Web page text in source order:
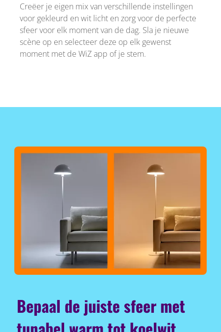
Creëer je eigen mix van verschillende instellingen
voor gekleurd en wit licht en zorg voor de perfecte
sfeer voor elk moment van de dag. Sla je nieuwe
scène op en selecteer deze op elk gewenst
moment met de WiZ app of je stem.
Bepaal de juiste sfeer met